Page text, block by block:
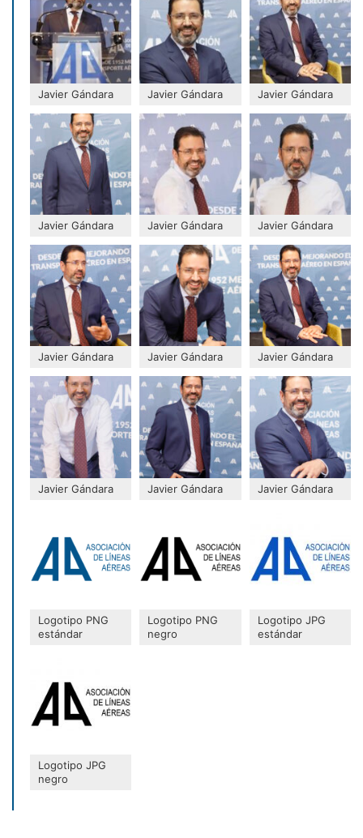
Javier Gándara Javier Gándara Javier Gándara
Javier Gándara Javier Gándara Javier Gándara
Javier Gándara Javier Gándara Javier Gándara
Javier Gándara Javier Gándara Javier Gándara
Logotipo PNG
estándar
Logotipo PNG
negro
Logotipo JPG
estándar
Logotipo JPG
negro